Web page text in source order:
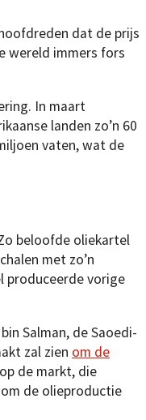
dat de prijs
wereld immers fors
In maart
landen zo’n 60
vaten, wat de
beloofde oliekartel
met zo’n
produceerde vorige
Salman, de Saoedi-
zal zien om de
de markt, die
de olieproductie